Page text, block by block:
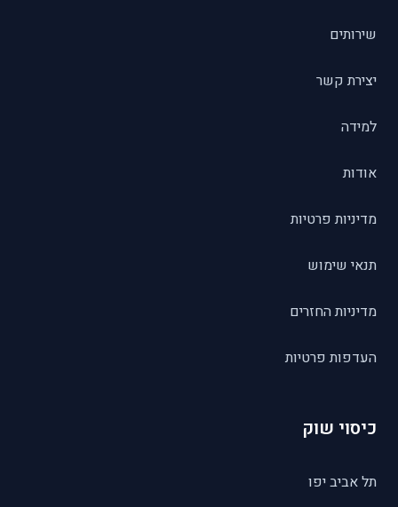
שירותים
יצירת קשר
למידה
אודות
מדיניות פרטיות
תנאי שימוש
מדיניות החזרים
העדפות פרטיות
כיסוי שוק
תל אביב יפו